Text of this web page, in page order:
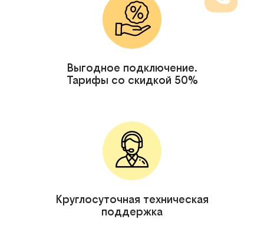
Выгодное подключение.
Тарифы со скидкой 50%
Круглосуточная техническая
поддержка